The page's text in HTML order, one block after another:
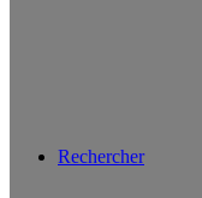
Rechercher